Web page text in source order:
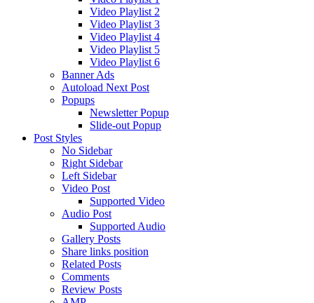
Video Playlist 2
Video Playlist 3
Video Playlist 4
Video Playlist 5
Video Playlist 6
Banner Ads
Autoload Next Post
Popups
Newsletter Popup
Slide-out Popup
Post Styles
No Sidebar
Right Sidebar
Left Sidebar
Video Post
Supported Video
Audio Post
Supported Audio
Gallery Posts
Share links position
Related Posts
Comments
Review Posts